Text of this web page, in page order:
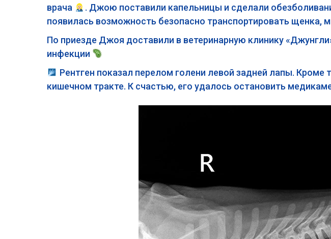
врача
. Джою поставили капельницы и сделали
появилась возможность безопасно транспортировать щенка,
По приезде Джоя доставили в ветеринарную клинику
инфекции
Рентген показал перелом голени левой задней лапы.
кишечном тракте. К счастью, его удалось остановить